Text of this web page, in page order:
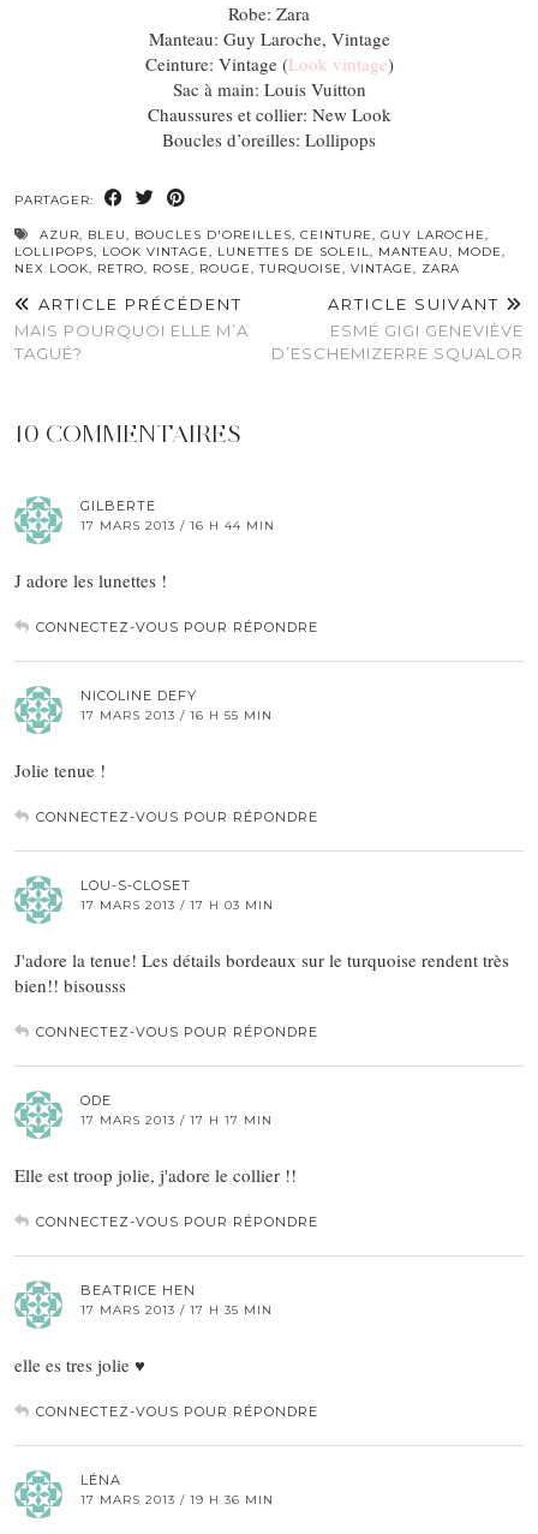
Robe: Zara
Manteau: Guy Laroche, Vintage
Ceinture: Vintage (Look vintage)
Sac à main: Louis Vuitton
Chaussures et collier: New Look
Boucles d’oreilles: Lollipops
PARTAGER:
AZUR, BLEU, BOUCLES D'OREILLES, CEINTURE, GUY LAROCHE,
LOLLIPOPS, LOOK VINTAGE, LUNETTES DE SOLEIL, MANTEAU, MODE,
NEX LOOK, RETRO, ROSE, ROUGE,TURQUOISE, VINTAGE, ZARA
ARTICLE PRÉCÉDENT
MAIS POURQUOI ELLE M’A
TAGUÉ?
ARTICLE SUIVANT
ESMÉ GIGI GENEVIÈVE
D’ESCHEMIZERRE SQUALOR
10 COMMENTAIRES
GILBERTE
17 MARS 2013 / 16 H 44 MIN
J adore les lunettes !
CONNECTEZ-VOUS POUR RÉPONDRE
NICOLINE DEFY
17 MARS 2013 / 16 H 55 MIN
Jolie tenue !
CONNECTEZ-VOUS POUR RÉPONDRE
LOU-S-CLOSET
17 MARS 2013 / 17 H 03 MIN
J'adore la tenue! Les détails bordeaux sur le turquoise rendent très
bien!! bisousss
CONNECTEZ-VOUS POUR RÉPONDRE
ODE
17 MARS 2013 / 17 H 17 MIN
Elle est troop jolie, j'adore le collier !!
CONNECTEZ-VOUS POUR RÉPONDRE
BEATRICE HEN
17 MARS 2013 / 17 H 35 MIN
elle es tres jolie ♥
CONNECTEZ-VOUS POUR RÉPONDRE
LÉNA
17 MARS 2013 / 19 H 36 MIN